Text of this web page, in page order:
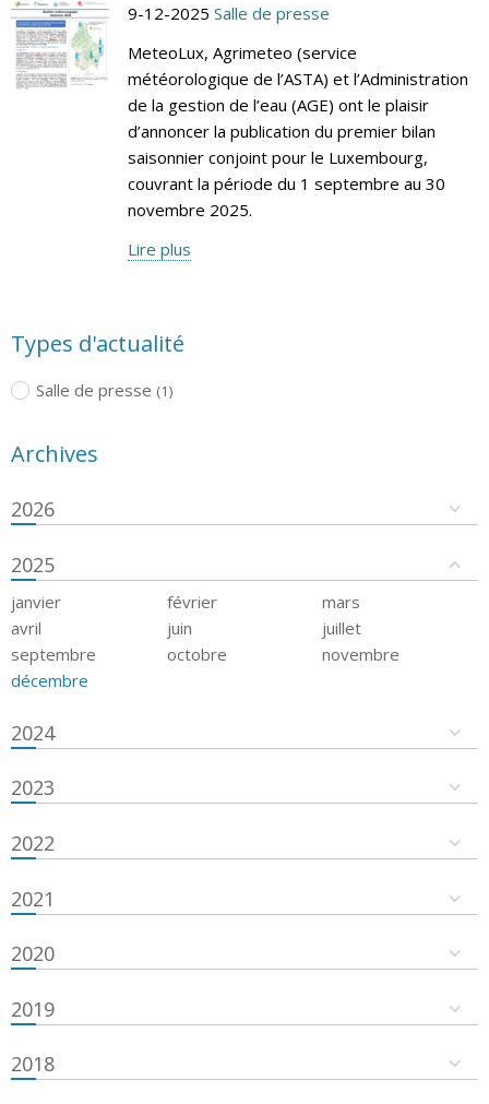
9-12-2025 Salle de presse
MeteoLux, Agrimeteo (service
météorologique de l’ASTA) et l’Administration
de la gestion de l’eau (AGE) ont le plaisir
d’annoncer la publication du premier bilan
saisonnier conjoint pour le Luxembourg,
couvrant la période du 1 septembre au 30
novembre 2025.
Lire plus
Types d'actualité
Salle de presse (1)
Archives
2026
2025
janvier février
mars
avril
juin
juillet
septembre
octobre
novembre
décembre
2024
2023
2022
2021
2020
2019
2018